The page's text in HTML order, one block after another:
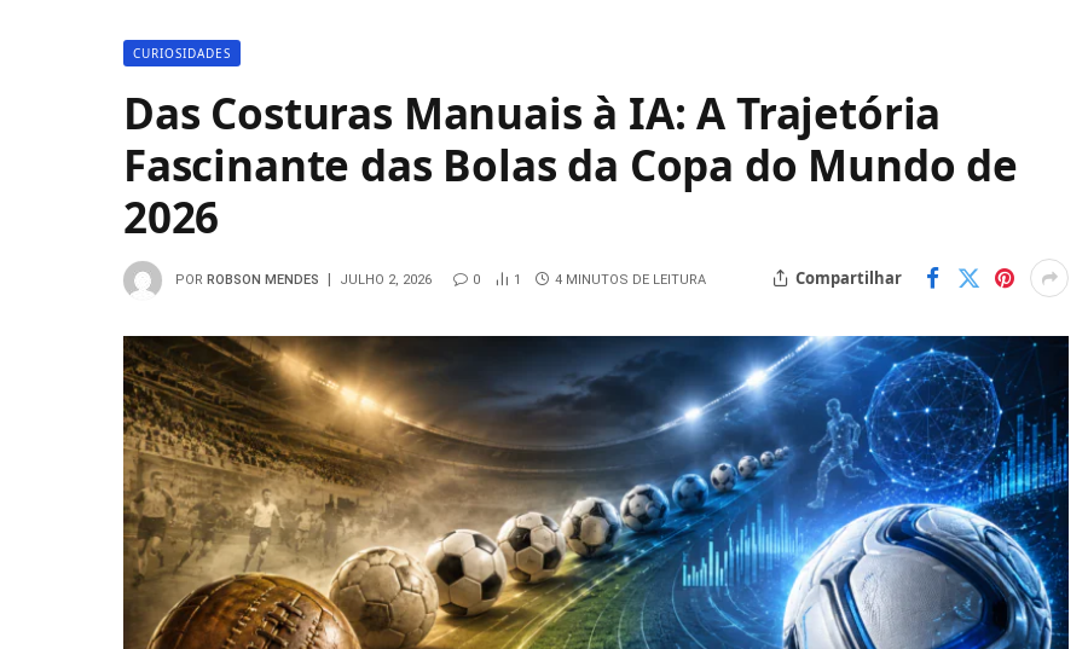
CURIOSIDADES
Das Costuras Manuais à IA: A Trajetória
Fascinante das Bolas da Copa do Mundo de
2026
POR ROBSON MENDES JULHO 2, 2026 0 1 4 MINUTOS DE LEITURA Compartilhar